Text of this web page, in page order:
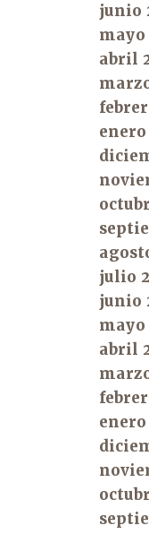
junio
mayo
abril
enero
julio
junio
mayo
abril
enero